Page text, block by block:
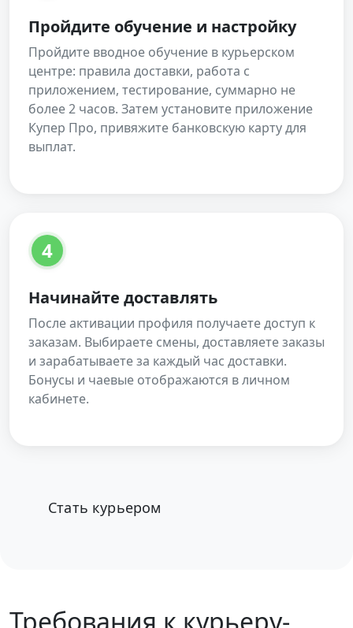
Пройдите обучение и настройку
Пройдите вводное обучение в курьерском
центре: правила доставки, работа с
приложением, тестирование, суммарно не
более 2 часов. Затем установите приложение
Купер Про, привяжите банковскую карту для
выплат.
4
Начинайте доставлять
После активации профиля получаете доступ к
заказам. Выбираете смены, доставляете заказы
и зарабатываете за каждый час доставки.
Бонусы и чаевые отображаются в личном
кабинете.
Стать курьером
Требования к курьеру-